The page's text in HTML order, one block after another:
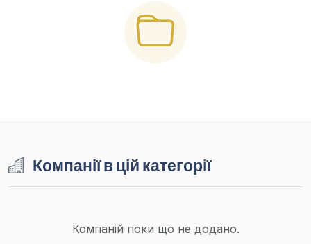
Компанії в цій категорії
Компаній поки що не додано.